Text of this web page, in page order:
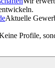
Aktuelle
Profile,